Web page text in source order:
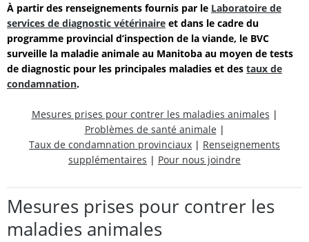
À partir des renseignements fournis par le Laboratoire de
services de diagnostic vétérinaire et dans le cadre du
programme provincial d’inspection de la viande, le BVC
surveille la maladie animale au Manitoba au moyen de tests
de diagnostic pour les principales maladies et des taux de
condamnation.
Mesures prises pour contrer les maladies animales |
Problèmes de santé animale|
Taux de condamnation provinciaux | Renseignements
supplémentaires | Pour nous joindre
Mesures prises pour contrer les
maladies animales